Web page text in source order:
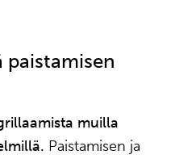
paistamisen
muilla
Paistamisen ja